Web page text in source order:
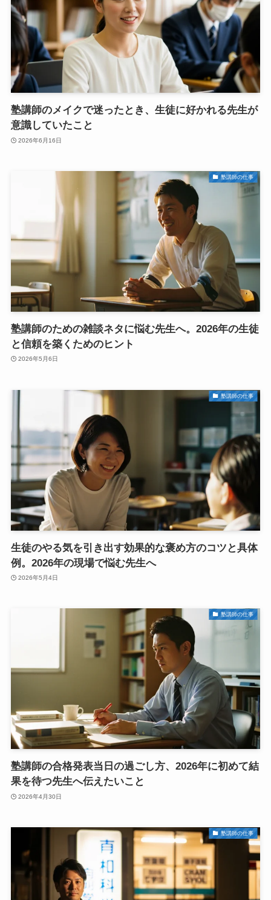
塾講師のメイクで迷ったとき、生徒に好かれる先生が
意識していたこと
2026年6月16日
塾講師の仕事
塾講師のための雑談ネタに悩む先生へ。2026年の生徒
と信頼を築くためのヒント
2026年5月6日
塾講師の仕事
生徒のやる気を引き出す効果的な褒め方のコツと具体
例。2026年の現場で悩む先生へ
2026年5月4日
塾講師の仕事
塾講師の合格発表当日の過ごし方、2026年に初めて結
果を待つ先生へ伝えたいこと
2026年4月30日
塾講師の仕事